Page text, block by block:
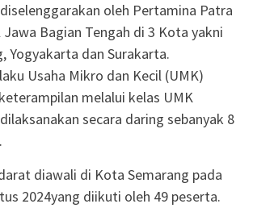
oleh Pertamina Patra
Jawa Bagian Tengah di 3 Kota yakni
Yogyakarta dan Surakarta.
Usaha Mikro dan Kecil (UMK)
melalui kelas UMK
secara daring sebanyak 8
diawali di Kota Semarang pada
2024yang diikuti oleh 49 peserta.